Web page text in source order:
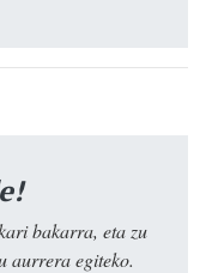
bakarra, eta zu
aurrera egiteko.